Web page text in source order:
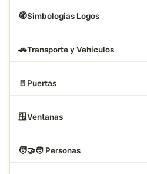
🧭Simbologias Logos
🚗Transporte y Vehículos
🚪 Puertas
🪟Ventanas
🧑‍🤝‍🧑 Personas